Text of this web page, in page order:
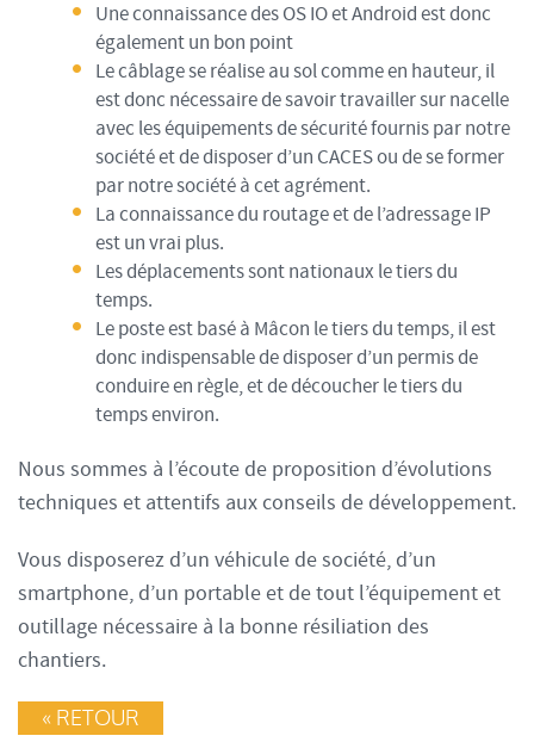
Une connaissance des OS IO et Android est donc
également un bon point
Le câblage se réalise au sol comme en hauteur, il
est donc nécessaire de savoir travailler sur nacelle
avec les équipements de sécurité fournis par notre
société et de disposer d’un CACES ou de se former
par notre société à cet agrément.
La connaissance du routage et de l’adressage IP
est un vrai plus.
Les déplacements sont nationaux le tiers du
temps.
Le poste est basé à Mâcon le tiers du temps, il est
donc indispensable de disposer d’un permis de
conduire en règle, et de découcher le tiers du
temps environ.
Nous sommes à l’écoute de proposition d’évolutions
techniques et attentifs aux conseils de développement.
Vous disposerez d’un véhicule de société, d’un
smartphone, d’un portable et de tout l’équipement et
outillage nécessaire à la bonne résiliation des
chantiers.
« RETOUR